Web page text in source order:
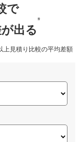
で
出る
※
上見積り比較の平均差額